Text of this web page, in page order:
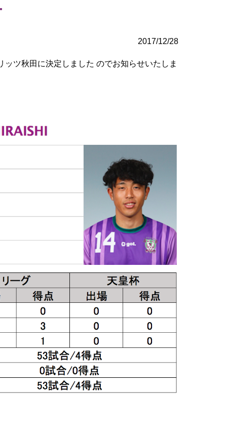
2017/12/28
ツ秋田に決定しました のでお知らせいたしま